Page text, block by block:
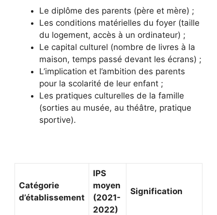
Le diplôme des parents (père et mère) ;
Les conditions matérielles du foyer (taille
du logement, accès à un ordinateur) ;
Le capital culturel (nombre de livres à la
maison, temps passé devant les écrans) ;
L’implication et l’ambition des parents
pour la scolarité de leur enfant ;
Les pratiques culturelles de la famille
(sorties au musée, au théâtre, pratique
sportive).
Catégorie
d’établissement
IPS
moyen
(2021-
2022)
Signification